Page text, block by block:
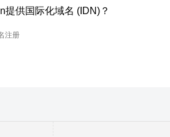
供国际化域名 (IDN)？
注册